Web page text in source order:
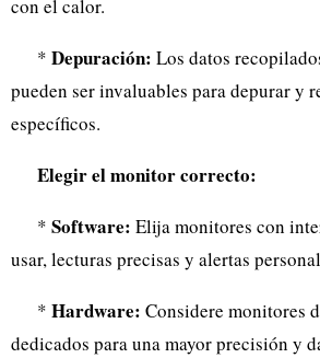
con el calor.
* Depuración: Los datos
pueden ser invaluables para depurar y
específicos.
Elegir el monitor correcto:
* Software: Elija monitores con
usar, lecturas precisas y alertas
* Hardware: Considere monitores
dedicados para una mayor precisión y